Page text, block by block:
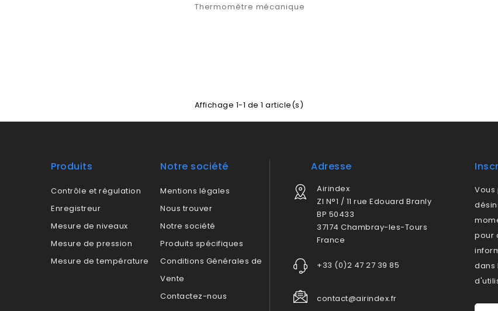
Thermomètre mécanique
Affichage 1-1 de 1 article(s)
Produits
Contrôle et régulation
Enregistreur
Mesure de niveaux
Mesure de pression
Mesure de température
Notre société
Mentions légales
Nous trouver
Notre société
Produits spécifiques
Conditions Générales de
Vente
Contactez-nous
Adresse
Airindex
ZI N°1 / 11 rue Edouard Branly
BP 50433
37174 Chambray-les-Tours
France
+33 (0)2 47 27 39 85
contact@airindex.fr
Vous
pour
dans